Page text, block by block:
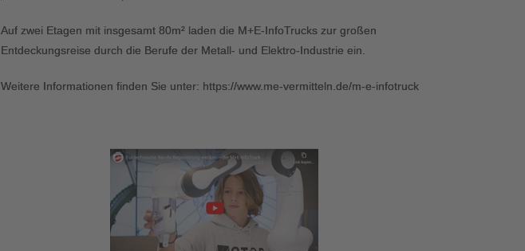
Auf zwei Etagen mit insgesamt 80m² laden die M+E-InfoTrucks zur großen
Entdeckungsreise durch die Berufe der Metall- und Elektro-Industrie ein.
Weitere Informationen finden Sie unter: https://www.me-vermitteln.de/m-e-infotruck